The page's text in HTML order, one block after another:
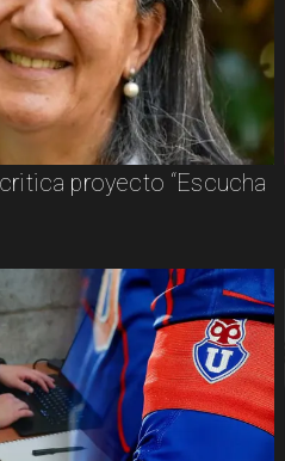
proyecto “Escucha